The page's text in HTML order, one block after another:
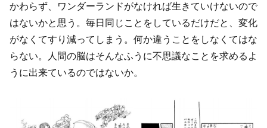
かわらず、ワンダーランドがなければ生きていけないので
はないかと思う。毎日同じことをしているだけだと、変化
がなくてすり減ってしまう。何か違うことをしなくてはな
らない。人間の脳はそんなふうに不思議なことを求めるよ
うに出来ているのではないか。